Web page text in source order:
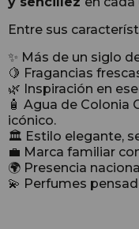
Entre sus
✨ Más de un siglo
🍋 Fragancias
🌿 Inspiración en
🧴 Agua de
icónico.
🏛️ Estilo elegante,
💼 Marca familiar
🌍 Presencia
💫 Perfumes